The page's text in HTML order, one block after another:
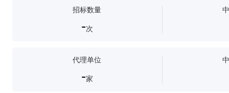
招标数量
-次
代理单位
-家